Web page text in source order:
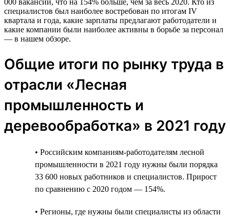
специалистов был наиболее востребован по итогам IV
квартала и года, какие зарплаты предлагают работодатели и
какие компании были наиболее активны в борьбе за персонал
— в нашем обзоре.
Общие итоги по рынку труда в
отрасли «Лесная
промышленность и
деревообработка» в 2021 году
• Российским компаниям-работодателям лесной
промышленности в 2021 году нужны были порядка
33 600 новых работников и специалистов. Прирост
по сравнению с 2020 годом — 154%.
• Регионы, где нужны были специалисты из области